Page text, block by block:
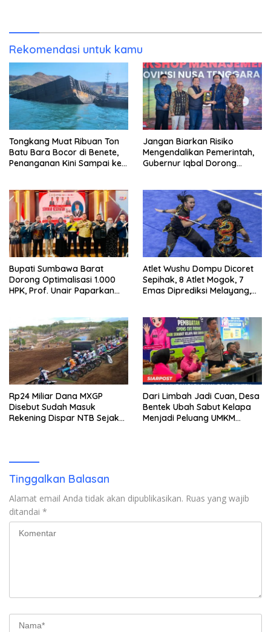
Rekomendasi untuk kamu
Tongkang Muat Ribuan Ton
Batu Bara Bocor di Benete,
Penanganan Kini Sampai ke
Jangan Biarkan Risiko
Mengendalikan Pemerintah,
Gubernur Iqbal Dorong
Bupati Sumbawa Barat
Dorong Optimalisasi 1.000
HPK, Prof. Unair Paparkan
Atlet Wushu Dompu Dicoret
Sepihak, 8 Atlet Mogok, 7
Emas Diprediksi Melayang,
Rp24 Miliar Dana MXGP
Disebut Sudah Masuk
Rekening Dispar NTB Sejak
Dari Limbah Jadi Cuan, Desa
Bentek Ubah Sabut Kelapa
Menjadi Peluang UMKM
Tinggalkan Balasan
Alamat email Anda tidak akan dipublikasikan. Ruas yang wajib
ditandai *